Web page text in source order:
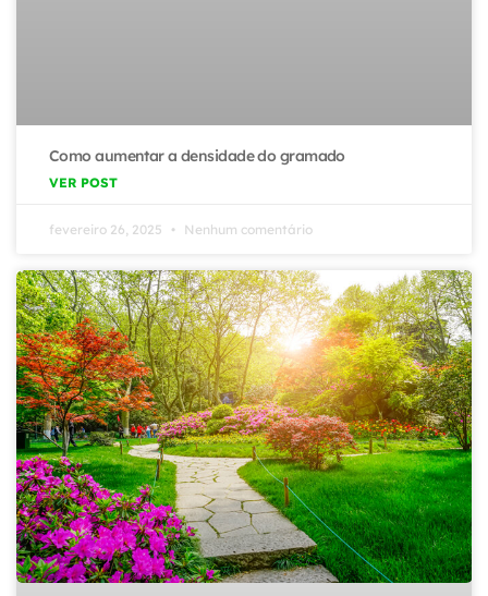
Como aumentar a densidade do gramado
VER POST
fevereiro 26, 2025 Nenhum comentário